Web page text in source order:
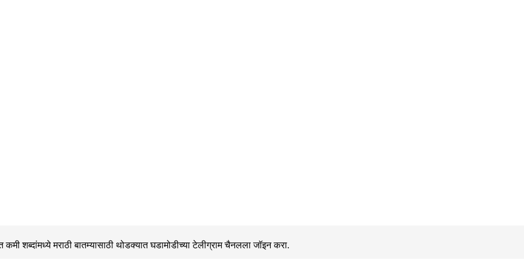
कमी शब्दांमध्ये मराठी बातम्यासाठी थोडक्यात घडामोडीच्याटेलीग्राम चैनलला जॉइन करा.